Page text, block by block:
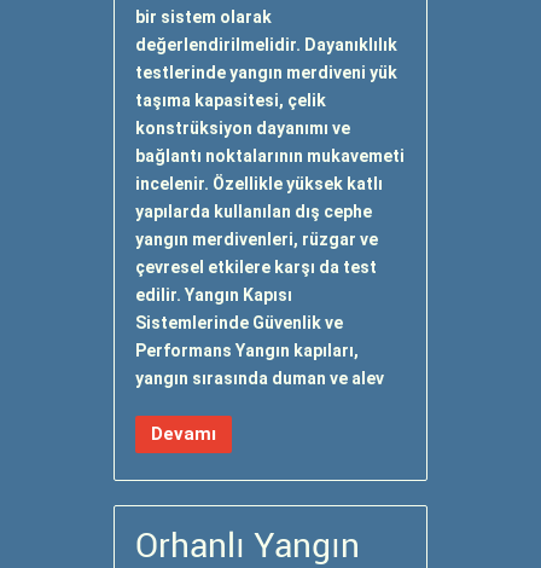
bir sistem olarak
değerlendirilmelidir. Dayanıklılık
testlerinde yangın merdiveni yük
taşıma kapasitesi, çelik
konstrüksiyon dayanımı ve
bağlantı noktalarının mukavemeti
incelenir. Özellikle yüksek katlı
yapılarda kullanılan dış cephe
yangın merdivenleri, rüzgar ve
çevresel etkilere karşı da test
edilir. Yangın Kapısı
Sistemlerinde Güvenlik ve
Performans Yangın kapıları,
yangın sırasında duman ve alev
Devamı
Orhanlı Yangın